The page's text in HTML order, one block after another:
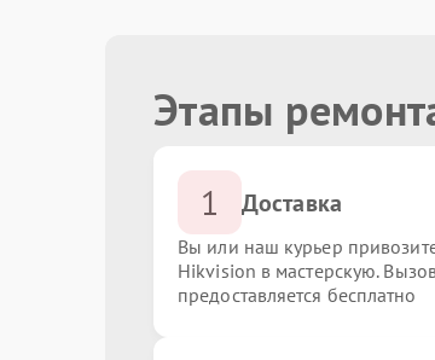
Этапы
1 Доставка
Вы или наш курьер
Hikvision в мастерскую.
предоставляется бесплатно